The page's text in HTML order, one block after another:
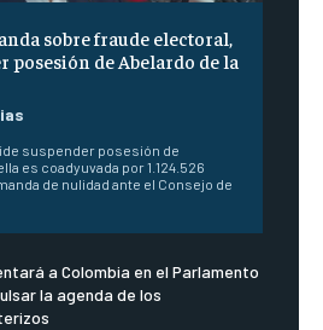
sobre fraude electoral,
posesión de Abelardo de la
suspender posesión de
es coadyuvada por 1.124.526
de nulidad ante el Consejo de
a Colombia en el Parlamento
la agenda de los